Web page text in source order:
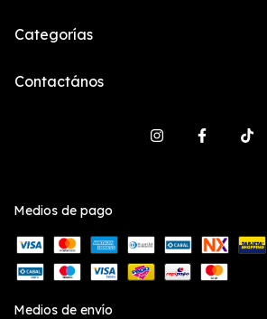
Categorías
Contactános
Medios de pago
Medios de envío